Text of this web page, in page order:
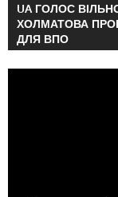
UA ГОЛОС
ХОЛМАТОВА
ДЛЯ ВПО